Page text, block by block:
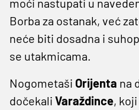
moći nastupati u
Borba za ostanak, već
neće biti dosadna i
se utakmicama.
Nogometaši Orijenta na
dočekali Varaždince,